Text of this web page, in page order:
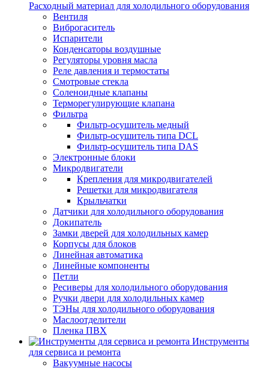
Расходный материал для холодильного оборудования
Вентиля
Виброгаситель
Испарители
Конденсаторы воздушные
Регуляторы уровня масла
Реле давления и термостаты
Смотровые стекла
Соленоидные клапаны
Терморегулирующие клапана
Фильтра
Фильтр-осушитель медный
Фильтр-осушитель типа DCL
Фильтр-осушитель типа DAS
Электронные блоки
Микродвигатели
Крепления для микродвигателей
Решетки для микродвигателя
Крыльчатки
Датчики для холодильного оборудования
Докипатель
Замки дверей для холодильных камер
Корпусы для блоков
Линейная автоматика
Линейные компоненты
Петли
Ресиверы для холодильного оборудования
Ручки двери для холодильных камер
ТЭНы для холодильного оборудования
Маслоотделители
Пленка ПВХ
Инструменты
для сервиса и ремонта
Вакуумные насосы